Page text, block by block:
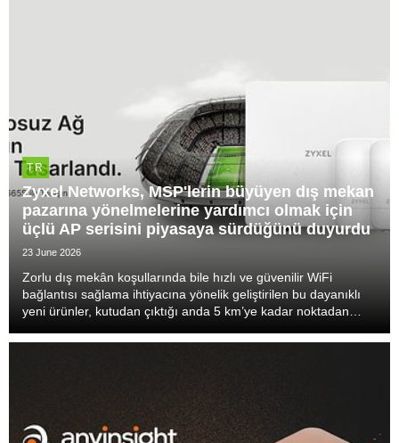
TR
Zyxel Networks, MSP'lerin büyüyen dış mekan
pazarına yönelmelerine yardımcı olmak için
üçlü AP serisini piyasaya sürdüğünü duyurdu
23 June 2026
Zorlu dış mekân koşullarında bile hızlı ve güvenilir WiFi
bağlantısı sağlama ihtiyacına yönelik geliştirilen bu dayanıklı
yeni ürünler, kutudan çıktığı anda 5 km’ye kadar noktadan